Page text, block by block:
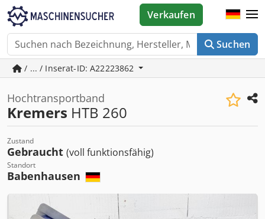
Suchen
Verkaufen
/ ... / Inserat-ID: A22223862
Hochtransportband
Kremers HTB 260
Zustand
Gebraucht (voll funktionsfähig)
Standort
Babenhausen